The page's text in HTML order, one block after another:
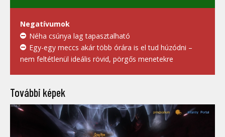
Negatívumok
Néha csúnya lag tapasztalható
Egy-egy meccs akár több órára is el tud húzódni –
nem feltétlenül ideális rövid, pörgős menetekre
További képek